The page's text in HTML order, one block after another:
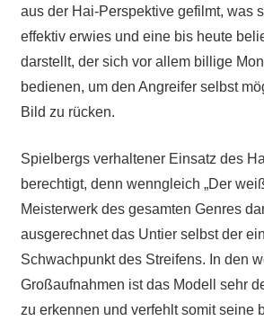
aus der Hai-Perspektive gefilmt, was
effektiv erwies und eine bis heute
darstellt, der sich vor allem billige
bedienen, um den Angreifer selbst
Bild zu rücken.
Spielbergs verhaltener Einsatz des
berechtigt, denn wenngleich „Der
Meisterwerk des gesamten Genres
ausgerechnet das Untier selbst der
Schwachpunkt des Streifens. In den
Großaufnahmen ist das Modell sehr
zu erkennen und verfehlt somit seine